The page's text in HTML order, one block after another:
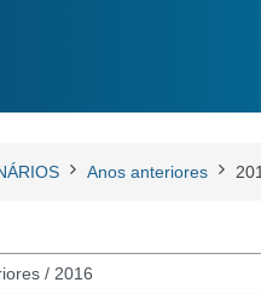
Anos anteriores